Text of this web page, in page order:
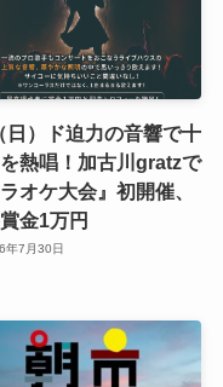
日）ド迫力の音響で十
熱唱！加古川gratzで
ラオケ大会』初開催、
金1万円
年7月30日